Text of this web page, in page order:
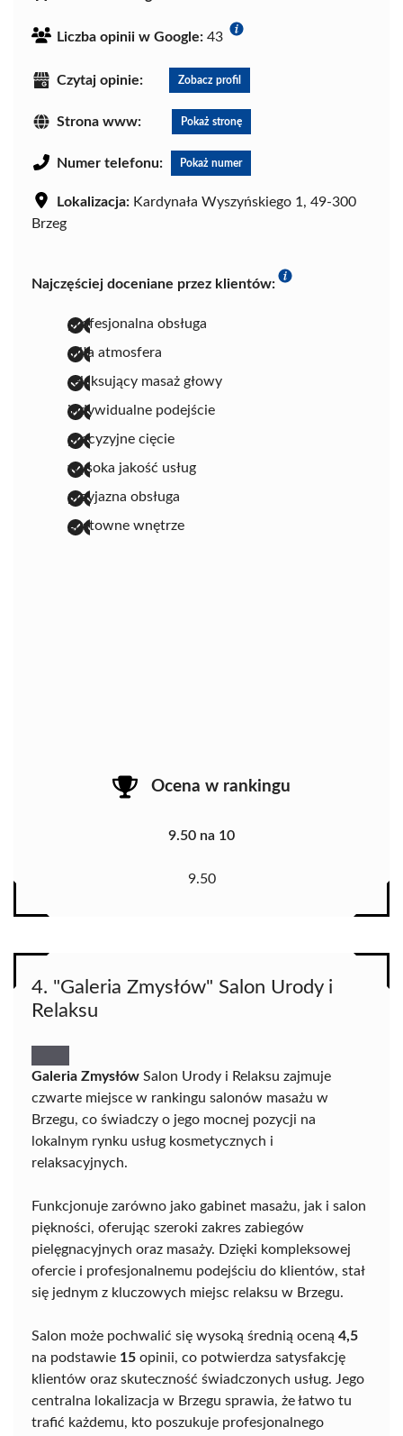
Liczba opinii w Google: 43
Czytaj opinie: Zobacz profil
Strona www: Pokaż stronę
Numer telefonu: Pokaż numer
Lokalizacja: Kardynała Wyszyńskiego 1, 49-300
Brzeg
Najczęściej doceniane przez klientów:
profesjonalna obsługa
miła atmosfera
relaksujący masaż głowy
indywidualne podejście
precyzyjne cięcie
wysoka jakość usług
przyjazna obsługa
gustowne wnętrze
Ocena w rankingu
9.50 na 10
9.50
4. "Galeria Zmysłów" Salon Urody i
Relaksu
Galeria Zmysłów Salon Urody i Relaksu zajmuje
czwarte miejsce w rankingu salonów masażu w
Brzegu, co świadczy o jego mocnej pozycji na
lokalnym rynku usług kosmetycznych i
relaksacyjnych.
Funkcjonuje zarówno jako gabinet masażu, jak i salon
piękności, oferując szeroki zakres zabiegów
pielęgnacyjnych oraz masaży. Dzięki kompleksowej
ofercie i profesjonalnemu podejściu do klientów, stał
się jednym z kluczowych miejsc relaksu w Brzegu.
Salon może pochwalić się wysoką średnią oceną 4,5
na podstawie 15 opinii, co potwierdza satysfakcję
klientów oraz skuteczność świadczonych usług. Jego
centralna lokalizacja w Brzegu sprawia, że łatwo tu
trafić każdemu, kto poszukuje profesjonalnego